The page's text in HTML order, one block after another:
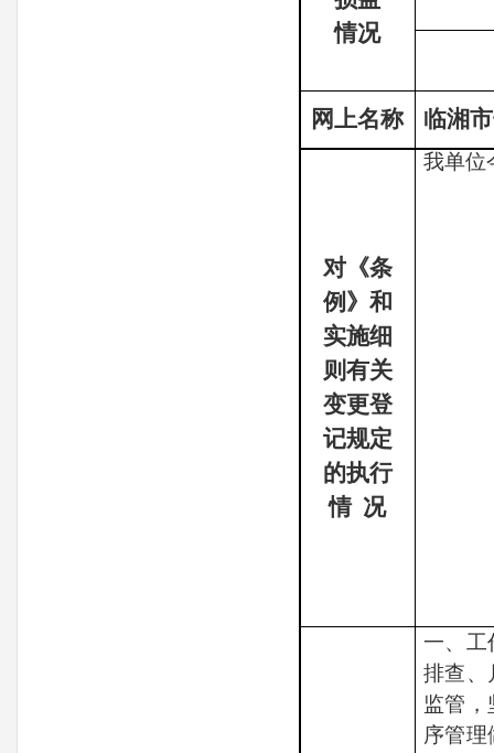
情况
网上名称 临湘
对《条
例》和
实施细
则有关
变更登
记规定
的执行
情 况
我单位
一、工
排查、
监管
序管